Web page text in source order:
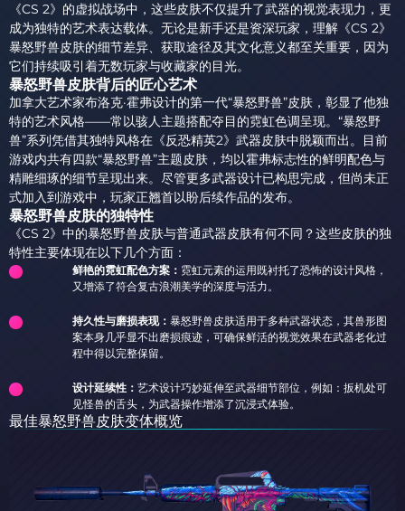
《CS 2》的虚拟战场中，这些皮肤不仅提升了武器的视觉表现力，更
成为独特的艺术表达载体。无论是新手还是资深玩家，理解《CS 2》
暴怒野兽皮肤的细节差异、获取途径及其文化意义都至关重要，因为
它们持续吸引着无数玩家与收藏家的目光。
暴怒野兽皮肤背后的匠心艺术
加拿大艺术家布洛克·霍弗设计的第一代“暴怒野兽”皮肤，彰显了他独
特的艺术风格——常以骇人主题搭配夺目的霓虹色调呈现。“暴怒野
兽”系列凭借其独特风格在《反恐精英2》武器皮肤中脱颖而出。目前
游戏内共有四款“暴怒野兽”主题皮肤，均以霍弗标志性的鲜明配色与
精雕细琢的细节呈现出来。尽管更多武器设计已构思完成，但尚未正
式加入到游戏中，玩家正翘首以盼后续作品的发布。
暴怒野兽皮肤的独特性
《CS 2》中的暴怒野兽皮肤与普通武器皮肤有何不同？这些皮肤的独
特性主要体现在以下几个方面：
鲜艳的霓虹配色方案： 霓虹元素的运用既衬托了恐怖的设计风格，
又增添了符合复古浪潮美学的深度与活力。
持久性与磨损表现： 暴怒野兽皮肤适用于多种武器状态，其兽形图
案本身几乎显不出磨损痕迹，可确保鲜活的视觉效果在武器老化过
程中得以完整保留。
设计延续性： 艺术设计巧妙延伸至武器细节部位，例如：扳机处可
见怪兽的舌头，为武器操作增添了沉浸式体验。
最佳暴怒野兽皮肤变体概览